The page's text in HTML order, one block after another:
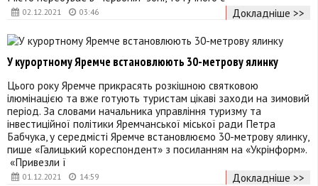
02.12.2021 03:46
Докладніше >>
01.12.2021 14:59
У курортному Яремче встановлюють 30-метрову ялинку
Цього року Яремче прикрасять розкішною святковою
ілюмінацією та вже готують туристам цікаві заходи на зимовий
період. За словами начальника управління туризму та
інвестиційної політики Яремчанської міської ради Петра
Бабчука, у середмісті Яремче встановлюємо 30-метрову ялинку,
пише «Галицький кореспондент» з посиланням на «Укрінформ».
«Привезли ї
Докладніше >>